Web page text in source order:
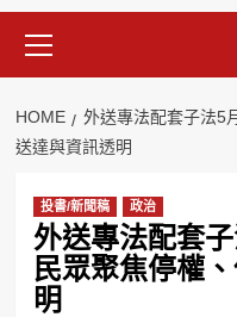
Menu
HOME
外送專法配套子法5
送達與資訊透明
投書/新聞稿 政治
外送專法配套
民眾聚焦停權
明